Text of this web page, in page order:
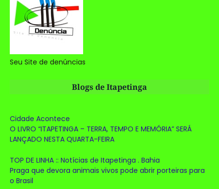
Seu Site de denúncias
Blogs de Itapetinga
Cidade Acontece
O LIVRO “ITAPETINGA – TERRA, TEMPO E MEMÓRIA” SERÁ
LANÇADO NESTA QUARTA-FEIRA
TOP DE LINHA :: Notícias de Itapetinga . Bahia
Praga que devora animais vivos pode abrir porteiras para
o Brasil